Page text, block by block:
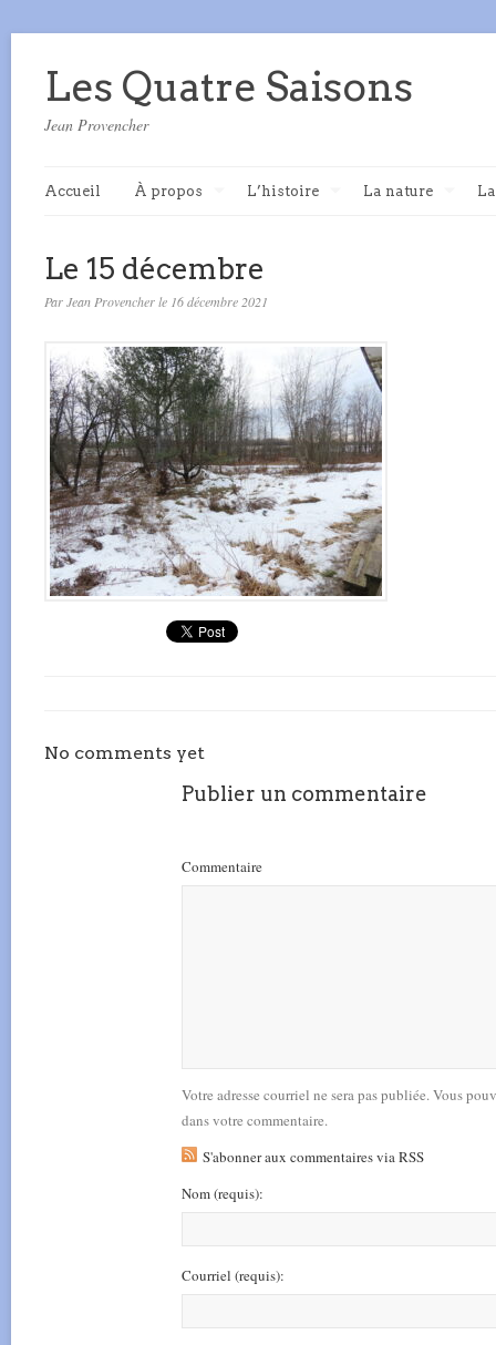
Les Quatre Saisons
Jean Provencher
Accueil À propos L’histoire La nature
Le 15 décembre
Par Jean Provencher le 16 décembre 2021
No comments yet
Publier un commentaire
Commentaire
Votre adresse courriel ne sera pas publiée. Vous
dans votre commentaire.
S'abonner aux commentaires via RSS
Nom(requis):
Courriel (requis):